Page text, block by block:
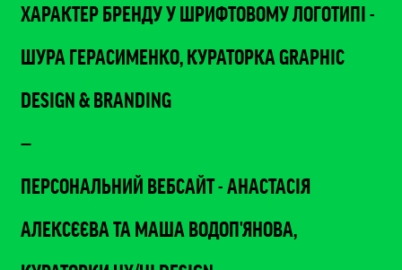
ХАРАКТЕР БРЕНДУ У ШРИФТОВОМУ ЛОГОТИПІ -
ШУРА ГЕРАСИМЕНКО, КУРАТОРКА GRAPHIC
DESIGN & BRANDING
—
ПЕРСОНАЛЬНИЙ ВЕБСАЙТ - АНАСТАСІЯ
АЛЕКСЄЄВА ТА МАША ВОДОП'ЯНОВА,